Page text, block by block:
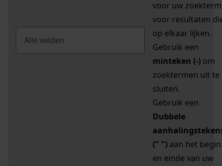
voor uw zoekterm
voor resultaten
op elkaar lijken.
Gebruik een
minteken (-) om
zoektermen uit te
sluiten.
Gebruik een
Dubbele
(" ") aan het begin
en einde van uw